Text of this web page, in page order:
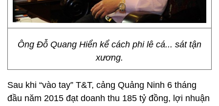
Ông Đỗ Quang Hiển kể cách phi lê cá... sát tận
xương.
Sau khi “vào tay” T&T, cảng Quảng Ninh 6 tháng
đầu năm 2015 đạt doanh thu 185 tỷ đồng, lợi nhuận